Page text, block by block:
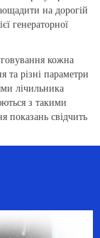
на дорогій
генераторної
кожна
та різні параметри
лічильника
з такими
показань свідчить